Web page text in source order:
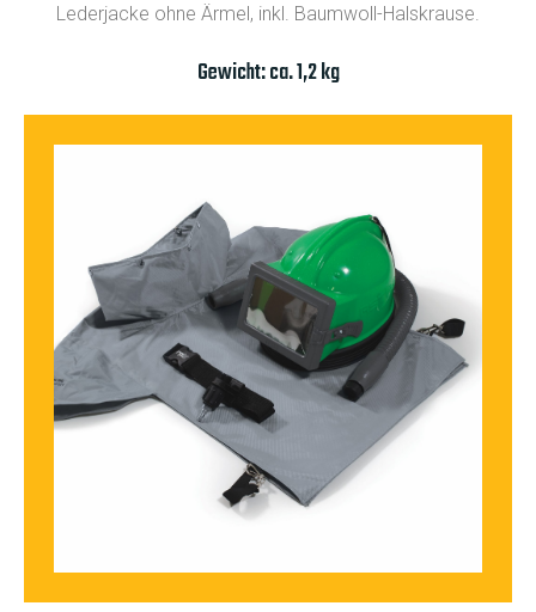
Lederjacke ohne Ärmel, inkl. Baumwoll-Halskrause.
Gewicht: ca. 1,2 kg